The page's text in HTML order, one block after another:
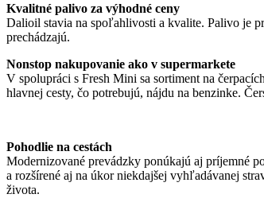
Kvalitné palivo za výhodné ceny
Dalioil stavia na spoľahlivosti a kvalite. Palivo je
prechádzajú.
Nonstop nakupovanie ako v supermarkete
V spolupráci s Fresh Mini sa sortiment na
hlavnej cesty, čo potrebujú, nájdu na benzinke.
Pohodlie na cestách
Modernizované prevádzky ponúkajú aj príjemné
a rozšírené aj na úkor niekdajšej vyhľadávanej
života.